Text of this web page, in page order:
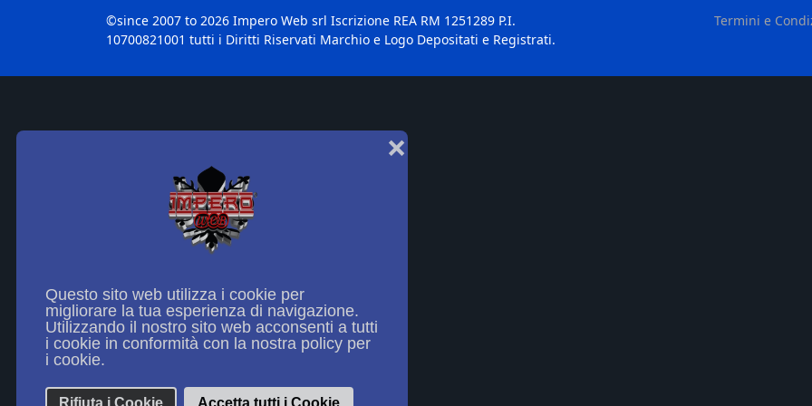
Questo sito web utilizza i cookie per
migliorare la tua esperienza di navigazione.
Utilizzando il nostro sito web acconsenti a tutti
i cookie in conformità con la nostra policy per
i cookie.
Rifiuta i Cookie Accetta tutti i Cookie
❌
©since 2007 to 2026 Impero Web srl Iscrizione REA RM 1251289 P.I.
10700821001 tutti i Diritti Riservati Marchio e Logo Depositati e Registrati.
Termini e